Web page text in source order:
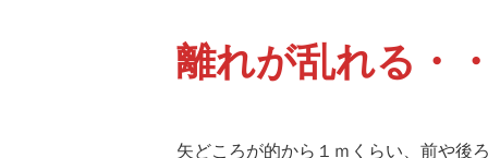
離れが乱れる・・
矢どころが的から１ｍくらい、前や後